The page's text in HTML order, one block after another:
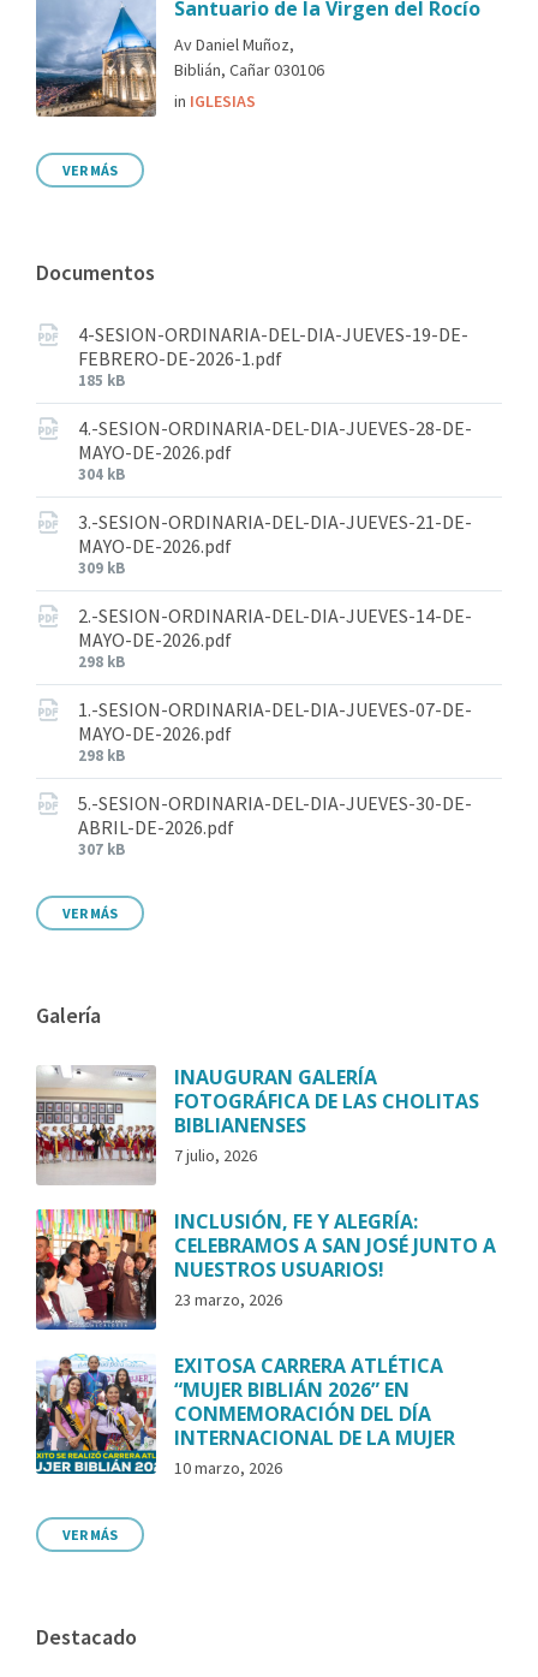
Santuario de la Virgen del Rocío
Av Daniel Muñoz,
Biblián, Cañar 030106
in IGLESIAS
VER MÁS
Documentos
4-SESION-ORDINARIA-DEL-DIA-JUEVES-19-DE-
FEBRERO-DE-2026-1.pdf
185 kB
4.-SESION-ORDINARIA-DEL-DIA-JUEVES-28-DE-
MAYO-DE-2026.pdf
304 kB
3.-SESION-ORDINARIA-DEL-DIA-JUEVES-21-DE-
MAYO-DE-2026.pdf
309 kB
2.-SESION-ORDINARIA-DEL-DIA-JUEVES-14-DE-
MAYO-DE-2026.pdf
298 kB
1.-SESION-ORDINARIA-DEL-DIA-JUEVES-07-DE-
MAYO-DE-2026.pdf
298 kB
5.-SESION-ORDINARIA-DEL-DIA-JUEVES-30-DE-
ABRIL-DE-2026.pdf
307 kB
VER MÁS
Galería
INAUGURAN GALERÍA
FOTOGRÁFICA DE LAS CHOLITAS
BIBLIANENSES
7 julio, 2026
INCLUSIÓN, FE Y ALEGRÍA:
CELEBRAMOS A SAN JOSÉ JUNTO A
NUESTROS USUARIOS!
23 marzo, 2026
EXITOSA CARRERA ATLÉTICA
“MUJER BIBLIÁN 2026” EN
CONMEMORACIÓN DEL DÍA
INTERNACIONAL DE LA MUJER
10 marzo, 2026
VER MÁS
Destacado